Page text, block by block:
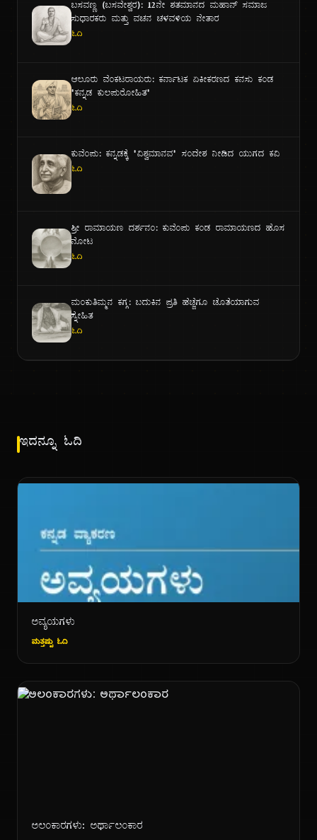
ಬಸವಣ್ಣ (ಬಸವೇಶ್ವರ): ೧೨ನೇ ಶತಮಾನದ ಮಹಾನ್ ಸಮಾಜ
ಸುಧಾರಕರು ಮತ್ತು ವಚನ ಚಳವಳಿಯ ನೇತಾರ
ಓದಿ
ಆಲೂರು ವೆಂಕಟರಾಯರು: ಕರ್ನಾಟಕ ಏಕೀಕರಣದ ಕನಸು ಕಂಡ
"ಕನ್ನಡ ಕುಲಪುರೋಹಿತ"
ಓದಿ
ಕುವೆಂಪು: ಕನ್ನಡಕ್ಕೆ "ವಿಶ್ವಮಾನವ" ಸಂದೇಶ ನೀಡಿದ ಯುಗದ ಕವಿ
ಓದಿ
ಶ್ರೀ ರಾಮಾಯಣ ದರ್ಶನಂ: ಕುವೆಂಪು ಕಂಡ ರಾಮಾಯಣದ ಹೊಸ
ನೋಟ
ಓದಿ
ಮಂಕುತಿಮ್ಮನ ಕಗ್ಗ: ಬದುಕಿನ ಪ್ರತಿ ಹೆಜ್ಜೆಗೂ ಜೊತೆಯಾಗುವ
ಸ್ನೇಹಿತ
ಓದಿ
ಇದನ್ನೂ ಓದಿ
ಅವ್ಯಯಗಳು
ಮತ್ತಷ್ಟು ಓದಿ
ಅಲಂಕಾರಗಳು: ಅರ್ಥಾಲಂಕಾರ